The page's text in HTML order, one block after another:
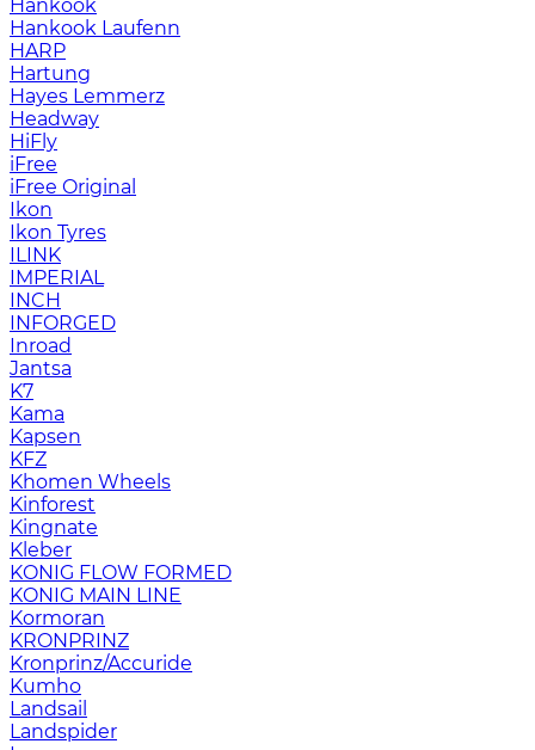
Hankook
Hankook Laufenn
HARP
Hartung
Hayes Lemmerz
Headway
HiFly
iFree
iFree Original
Ikon
Ikon Tyres
ILINK
IMPERIAL
INCH
INFORGED
Inroad
Jantsa
K7
Kama
Kapsen
KFZ
Khomen Wheels
Kinforest
Kingnate
Kleber
KONIG FLOW FORMED
KONIG MAIN LINE
Kormoran
KRONPRINZ
Kronprinz/Accuride
Kumho
Landsail
Landspider